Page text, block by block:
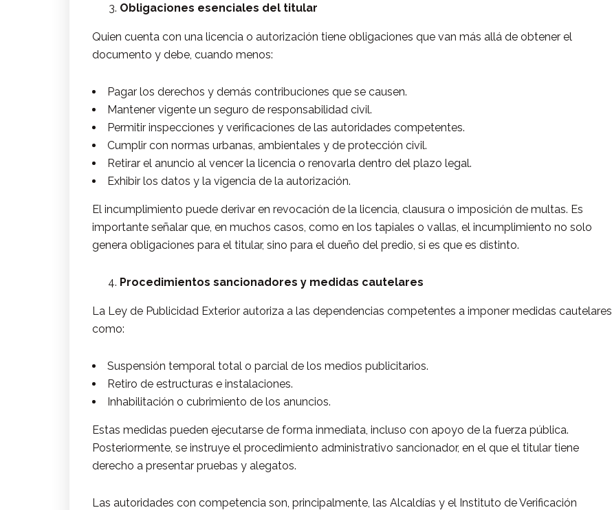
Obligaciones esenciales del titular
Quien cuenta con una licencia o autorización tiene obligaciones que van más allá de obtener el
documento y debe, cuando menos:
Pagar los derechos y demás contribuciones que se causen.
Mantener vigente un seguro de responsabilidad civil.
Permitir inspecciones y verificaciones de las autoridades competentes.
Cumplir con normas urbanas, ambientales y de protección civil.
Retirar el anuncio al vencer la licencia o renovarla dentro del plazo legal.
Exhibir los datos y la vigencia de la autorización.
El incumplimiento puede derivar en revocación de la licencia, clausura o imposición de multas. Es
importante señalar que, en muchos casos, como en los tapiales o vallas, el incumplimiento no solo
genera obligaciones para el titular, sino para el dueño del predio, si es que es distinto.
Procedimientos sancionadores y medidas cautelares
La Ley de Publicidad Exterior autoriza a las dependencias competentes a imponer medidas cautelares
como:
Suspensión temporal total o parcial de los medios publicitarios.
Retiro de estructuras e instalaciones.
Inhabilitación o cubrimiento de los anuncios.
Estas medidas pueden ejecutarse de forma inmediata, incluso con apoyo de la fuerza pública.
Posteriormente, se instruye el procedimiento administrativo sancionador, en el que el titular tiene
derecho a presentar pruebas y alegatos.
Las autoridades con competencia son, principalmente, las Alcaldías y el Instituto de Verificación